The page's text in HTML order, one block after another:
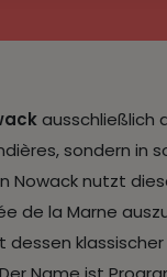
ausschließlich
sondern in
Nowack nutzt
de la Marne